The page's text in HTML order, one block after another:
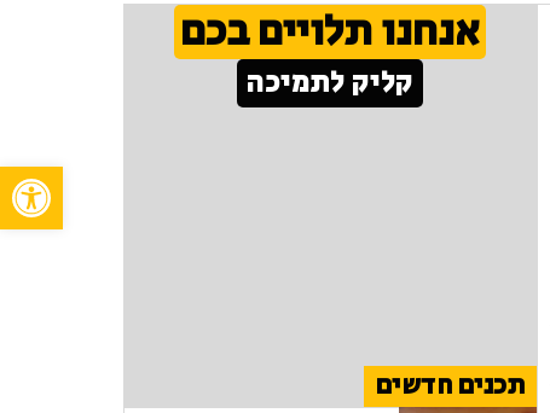
אנחנו תלויים בכם
קליק לתמיכה
תכנים חדשים